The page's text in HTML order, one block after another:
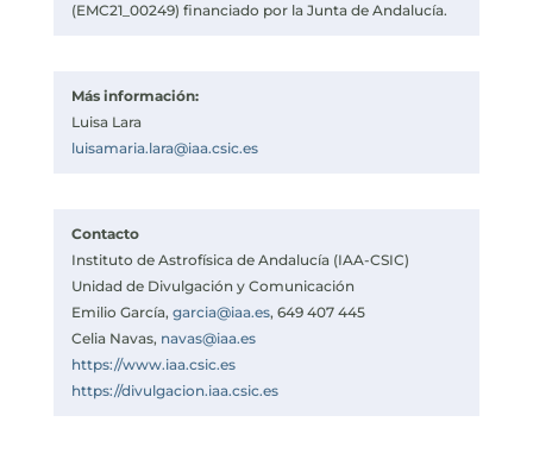
(EMC21_00249) financiado por la Junta de Andalucía.
Más información:
Luisa Lara
luisamaria.lara@iaa.csic.es
Contacto
Instituto de Astrofísica de Andalucía (IAA-CSIC)
Unidad de Divulgación y Comunicación
Emilio García, garcia@iaa.es, 649 407 445
Celia Navas, navas@iaa.es
https://www.iaa.csic.es
https://divulgacion.iaa.csic.es